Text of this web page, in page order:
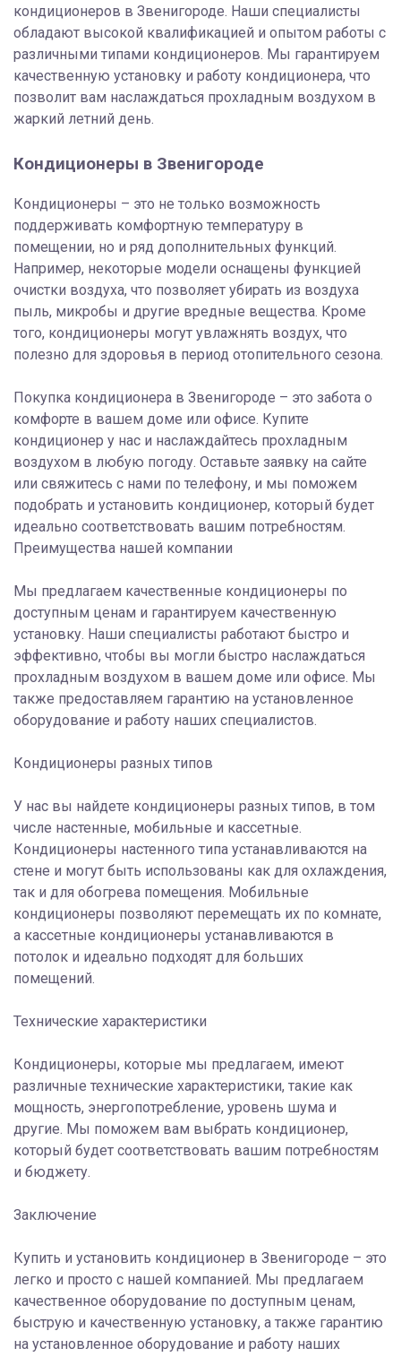
кондиционеров в Звенигороде. Наши специалисты
обладают высокой квалификацией и опытом работы с
различными типами кондиционеров. Мы гарантируем
качественную установку и работу кондиционера, что
позволит вам наслаждаться прохладным воздухом в
жаркий летний день.
Кондиционеры в Звенигороде
Кондиционеры – это не только возможность
поддерживать комфортную температуру в
помещении, но и ряд дополнительных функций.
Например, некоторые модели оснащены функцией
очистки воздуха, что позволяет убирать из воздуха
пыль, микробы и другие вредные вещества. Кроме
того, кондиционеры могут увлажнять воздух, что
полезно для здоровья в период отопительного сезона.
Покупка кондиционера в Звенигороде – это забота о
комфорте в вашем доме или офисе. Купите
кондиционер у нас и наслаждайтесь прохладным
воздухом в любую погоду. Оставьте заявку на сайте
или свяжитесь с нами по телефону, и мы поможем
подобрать и установить кондиционер, который будет
идеально соответствовать вашим потребностям.
Преимущества нашей компании
Мы предлагаем качественные кондиционеры по
доступным ценам и гарантируем качественную
установку. Наши специалисты работают быстро и
эффективно, чтобы вы могли быстро наслаждаться
прохладным воздухом в вашем доме или офисе. Мы
также предоставляем гарантию на установленное
оборудование и работу наших специалистов.
Кондиционеры разных типов
У нас вы найдете кондиционеры разных типов, в том
числе настенные, мобильные и кассетные.
Кондиционеры настенного типа устанавливаются на
стене и могут быть использованы как для охлаждения,
так и для обогрева помещения. Мобильные
кондиционеры позволяют перемещать их по комнате,
а кассетные кондиционеры устанавливаются в
потолок и идеально подходят для больших
помещений.
Технические характеристики
Кондиционеры, которые мы предлагаем, имеют
различные технические характеристики, такие как
мощность, энергопотребление, уровень шума и
другие. Мы поможем вам выбрать кондиционер,
который будет соответствовать вашим потребностям
и бюджету.
Заключение
Купить и установить кондиционер в Звенигороде – это
легко и просто с нашей компанией. Мы предлагаем
качественное оборудование по доступным ценам,
быструю и качественную установку, а также гарантию
на установленное оборудование и работу наших